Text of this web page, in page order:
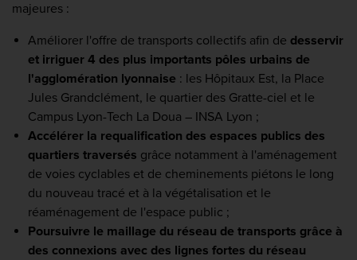
majeures :
Améliorer l'offre de transports collectifs afin de desservir
et irriguer 4 des plus importants pôles urbains de
l'agglomération lyonnaise : les Hôpitaux Est, la Place
Jules Grandclément, le quartier des Gratte-ciel et le
Campus Lyon-Tech La Doua – INSA Lyon ;
Accélérer la requalification des espaces publics des
quartiers traversés grâce notamment à l'aménagement
de voies cyclables et de cheminements piétons le long
du nouveau tracé et à la végétalisation et le
réaménagement de l'espace public ;
Poursuivre le maillage du réseau de transports grâce à
des connexions avec des lignes fortes du réseau